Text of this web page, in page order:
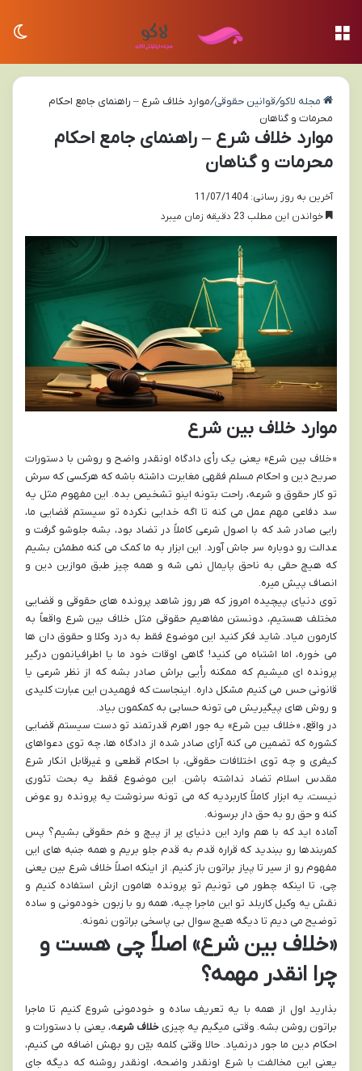
مجله لاکو/قوانین حقوقی/موارد خلاف شرع – راهنمای جامع احکام
محرمات و گناهان
موارد خلاف شرع – راهنمای جامع احکام
محرمات و گناهان
آخرین به روز رسانی: 11/07/1404
خواندن این مطلب 23 دقیقه زمان میبرد
موارد خلاف بین شرع
«خلاف بین شرع» یعنی یک رأی دادگاه اونقدر واضح و روشن با دستورات
صریح دین و احکام مسلم فقهی مغایرت داشته باشه که هرکسی که سرش
تو کار حقوق و شرعه، راحت بتونه اینو تشخیص بده. این مفهوم مثل یه
سد دفاعی مهم عمل می کنه تا اگه خدایی نکرده تو سیستم قضایی ما،
رایی صادر شد که با اصول شرعی کاملاً در تضاد بود، بشه جلوشو گرفت و
عدالت رو دوباره سر جاش آورد. این ابزار به ما کمک می کنه مطمئن بشیم
که هیچ حقی به ناحق پایمال نمی شه و همه چیز طبق موازین دین و
انصاف پیش میره.
توی دنیای پیچیده امروز که هر روز شاهد پرونده های حقوقی و قضایی
مختلف هستیم، دونستن مفاهیم حقوقی مثل خلاف بین شرع واقعاً به
کارمون میاد. شاید فکر کنید این موضوع فقط به درد وکلا و حقوق دان ها
می خوره، اما اشتباه می کنید! گاهی اوقات خود ما یا اطرافیانمون درگیر
پرونده ای میشیم که ممکنه رأیی براش صادر بشه که از نظر شرعی یا
قانونی حس می کنیم مشکل داره. اینجاست که فهمیدن این عبارت کلیدی
و روش های پیگیریش می تونه حسابی به کمکمون بیاد.
در واقع، «خلاف بین شرع» یه جور اهرم قدرتمند تو دست سیستم قضایی
کشوره که تضمین می کنه آرای صادر شده از دادگاه ها، چه توی دعواهای
کیفری و چه توی اختلافات حقوقی، با احکام قطعی و غیرقابل انکار شرع
مقدس اسلام تضاد نداشته باشن. این موضوع فقط یه بحث تئوری
نیست، یه ابزار کاملاً کاربردیه که می تونه سرنوشت یه پرونده رو عوض
کنه و حق رو به حق دار برسونه.
آماده اید که با هم وارد این دنیای پر از پیچ و خم حقوقی بشیم؟ پس
کمربندها رو ببندید که قراره قدم به قدم جلو بریم و همه جنبه های این
مفهوم رو از سیر تا پیاز براتون باز کنیم. از اینکه اصلاً خلاف شرع بین یعنی
چی، تا اینکه چطور می تونیم تو پرونده هامون ازش استفاده کنیم و
نقش یه وکیل کاربلد تو این ماجرا چیه، همه رو با زبون خودمونی و ساده
توضیح می دیم تا دیگه هیچ سوال بی پاسخی براتون نمونه.
«خلاف بین شرع» اصلاً چی هست و
چرا انقدر مهمه؟
بذارید اول از همه با یه تعریف ساده و خودمونی شروع کنیم تا ماجرا
براتون روشن بشه. وقتی میگیم یه چیزیخلاف شرعه، یعنی با دستورات و
احکام دین ما جور درنمیاد. حالا وقتی کلمه بیّن رو بهش اضافه می کنیم،
یعنی این مخالفت با شرع اونقدر واضحه، اونقدر روشنه که دیگه جای